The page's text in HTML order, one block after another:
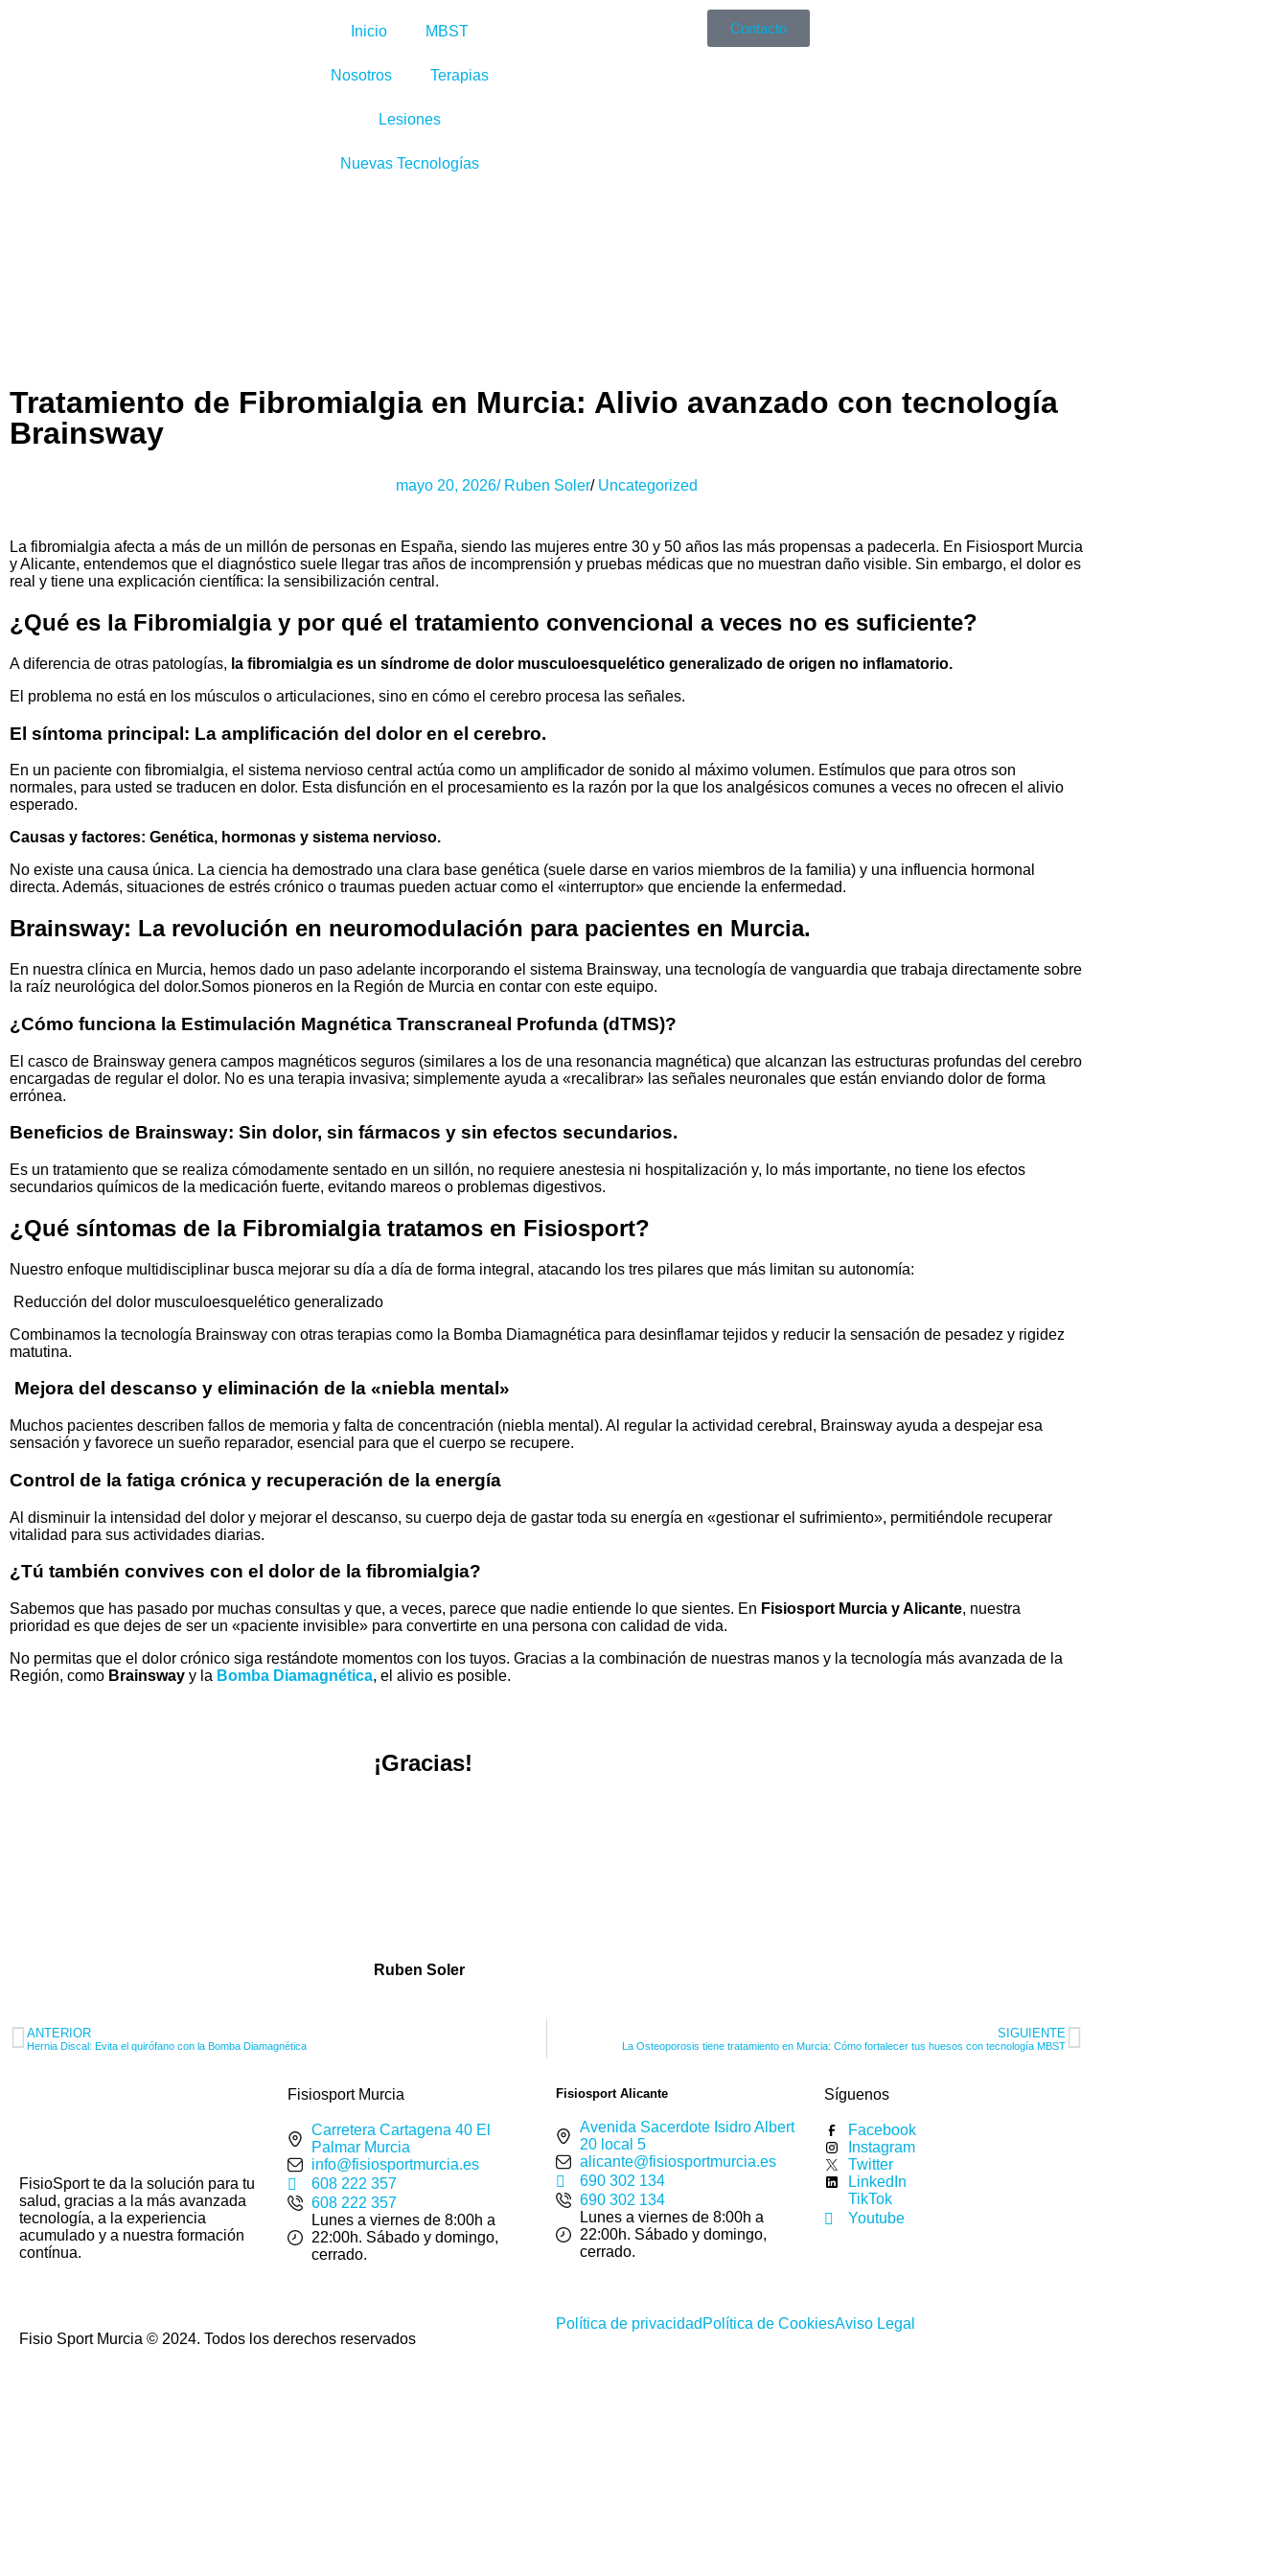
Inicio MBST
Nosotros Terapias
Lesiones
Nuevas Tecnologías
Contacto
Tratamiento de Fibromialgia en Murcia: Alivio avanzado con tecnología
Brainsway
mayo 20, 2026/Ruben Soler/ Uncategorized
La fibromialgia afecta a más de un millón de personas en España, siendo las mujeres entre 30 y 50 años las más propensas a padecerla. En Fisiosport Murcia
y Alicante, entendemos que el diagnóstico suele llegar tras años de incomprensión y pruebas médicas que no muestran daño visible. Sin embargo, el dolor es
real y tiene una explicación científica: la sensibilización central.
¿Qué es la Fibromialgia y por qué el tratamiento convencional a veces no es suficiente?
A diferencia de otras patologías, la fibromialgia es un síndrome de dolor musculoesquelético generalizado de origen no inflamatorio.
El problema no está en los músculos o articulaciones, sino en cómo el cerebro procesa las señales.
El síntoma principal: La amplificación del dolor en el cerebro.
En un paciente con fibromialgia, el sistema nervioso central actúa como un amplificador de sonido al máximo volumen. Estímulos que para otros son
normales, para usted se traducen en dolor. Esta disfunción en el procesamiento es la razón por la que los analgésicos comunes a veces no ofrecen el alivio
esperado.
Causas y factores: Genética, hormonas y sistema nervioso.
No existe una causa única. La ciencia ha demostrado una clara base genética (suele darse en varios miembros de la familia) y una influencia hormonal
directa. Además, situaciones de estrés crónico o traumas pueden actuar como el «interruptor» que enciende la enfermedad.
Brainsway: La revolución en neuromodulación para pacientes en Murcia.
En nuestra clínica en Murcia, hemos dado un paso adelante incorporando el sistema Brainsway, una tecnología de vanguardia que trabaja directamente sobre
la raíz neurológica del dolor.Somos pioneros en la Región de Murcia en contar con este equipo.
¿Cómo funciona la Estimulación Magnética Transcraneal Profunda (dTMS)?
El casco de Brainsway genera campos magnéticos seguros (similares a los de una resonancia magnética) que alcanzan las estructuras profundas del cerebro
encargadas de regular el dolor. No es una terapia invasiva; simplemente ayuda a «recalibrar» las señales neuronales que están enviando dolor de forma
errónea.
Beneficios de Brainsway: Sin dolor, sin fármacos y sin efectos secundarios.
Es un tratamiento que se realiza cómodamente sentado en un sillón, no requiere anestesia ni hospitalización y, lo más importante, no tiene los efectos
secundarios químicos de la medicación fuerte, evitando mareos o problemas digestivos.
¿Qué síntomas de la Fibromialgia tratamos en Fisiosport?
Nuestro enfoque multidisciplinar busca mejorar su día a día de forma integral, atacando los tres pilares que más limitan su autonomía:
Reducción del dolor musculoesquelético generalizado
Combinamos la tecnología Brainsway con otras terapias como la Bomba Diamagnética para desinflamar tejidos y reducir la sensación de pesadez y rigidez
matutina.
Mejora del descanso y eliminación de la «niebla mental»
Muchos pacientes describen fallos de memoria y falta de concentración (niebla mental). Al regular la actividad cerebral, Brainsway ayuda a despejar esa
sensación y favorece un sueño reparador, esencial para que el cuerpo se recupere.
Control de la fatiga crónica y recuperación de la energía
Al disminuir la intensidad del dolor y mejorar el descanso, su cuerpo deja de gastar toda su energía en «gestionar el sufrimiento», permitiéndole recuperar
vitalidad para sus actividades diarias.
¿Tú también convives con el dolor de la fibromialgia?
Sabemos que has pasado por muchas consultas y que, a veces, parece que nadie entiende lo que sientes. En Fisiosport Murcia y Alicante, nuestra
prioridad es que dejes de ser un «paciente invisible» para convertirte en una persona con calidad de vida.
No permitas que el dolor crónico siga restándote momentos con los tuyos. Gracias a la combinación de nuestras manos y la tecnología más avanzada de la
Región, como Brainsway y la Bomba Diamagnética, el alivio es posible.
¡Gracias!
Ruben Soler
ANTERIOR
Hernia Discal: Evita el quirófano con la Bomba Diamagnética
SIGUIENTE
La Osteoporosis tiene tratamiento en Murcia: Cómo fortalecer tus huesos con tecnología MBST
FisioSport te da la solución para tu
salud, gracias a la más avanzada
tecnología, a la experiencia
acumulado y a nuestra formación
contínua.
Fisiosport Murcia
Carretera Cartagena 40 El
Palmar Murcia
info@fisiosportmurcia.es
608 222 357
608 222 357
Lunes a viernes de 8:00h a
22:00h. Sábado y domingo,
cerrado.
Fisiosport Alicante
Avenida Sacerdote Isidro Albert
20 local 5
alicante@fisiosportmurcia.es
690 302 134
690 302 134
Lunes a viernes de 8:00h a
22:00h. Sábado y domingo,
cerrado.
Síguenos
Facebook
Instagram
Twitter
LinkedIn
TikTok
Youtube
Fisio Sport Murcia © 2024. Todos los derechos reservados
Política de privacidad Política de CookiesAviso Legal